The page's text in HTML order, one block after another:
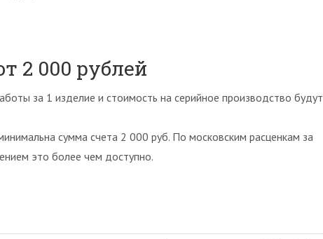
2 000 рублей
за 1 изделие и стоимость на серийное производство будут
сумма счета 2 000 руб. По московским расценкам за
это более чем доступно.